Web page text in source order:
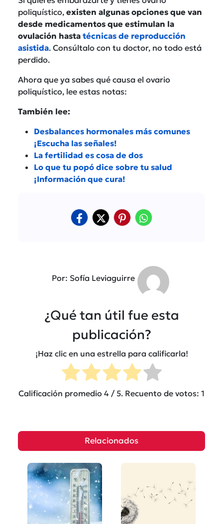
poliquístico, existen algunas opciones que van
desde medicamentos que estimulan la
ovulación hasta técnicas de reproducción
asistida. Consúltalo con tu doctor, no todo está
perdido.
Ahora que ya sabes qué causa el ovario
poliquístico, lee estas notas:
También lee:
Desbalances hormonales más comunes
¡Escucha las señales!
La fertilidad es cosa de dos
Lo que tu popó dice sobre tu salud
¡Información que cura!
Por: Sofía Leviaguirre
¿Qué tan útil fue esta
publicación?
¡Haz clic en una estrella para calificarla!
Calificación promedio 4 / 5. Recuento de votos: 1
Relacionados